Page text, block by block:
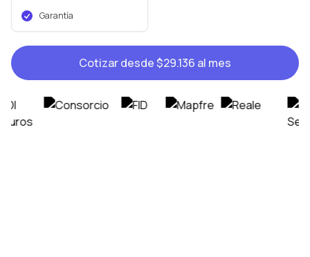
Garantía
Cotizar desde$29.136 al mes